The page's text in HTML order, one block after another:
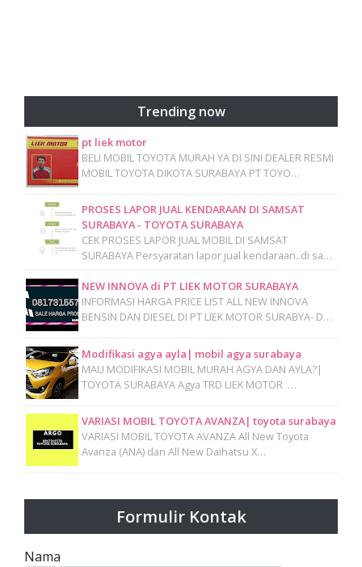
Trending now
pt liek motor
BELI MOBIL TOYOTA MURAH YA DI SINI DEALER RESMI
MOBIL TOYOTA DIKOTA SURABAYA PT TOYO…
PROSES LAPOR JUAL KENDARAAN DI SAMSAT
SURABAYA - TOYOTA SURABAYA
CEK PROSES LAPOR JUAL MOBIL DI SAMSAT
SURABAYA Persyaratan lapor jual kendaraan..di sa…
NEW INNOVA di PT LIEK MOTOR SURABAYA
INFORMASI HARGA PRICE LIST ALL NEW INNOVA
BENSIN DAN DIESEL DI PT LIEK MOTOR SURABYA- D…
Modifikasi agya ayla| mobil agya surabaya
MAU MODIFIKASI MOBIL MURAH AGYA DAN AYLA?|
TOYOTA SURABAYA Agya TRD LIEK MOTOR …
VARIASI MOBIL TOYOTA AVANZA| toyota surabaya
VARIASI MOBIL TOYOTA AVANZA All New Toyota
Avanza (ANA) dan All New Daihatsu X…
Formulir Kontak
Nama